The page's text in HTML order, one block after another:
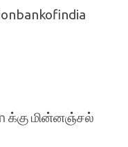
க்கு மின்னஞ்சல்